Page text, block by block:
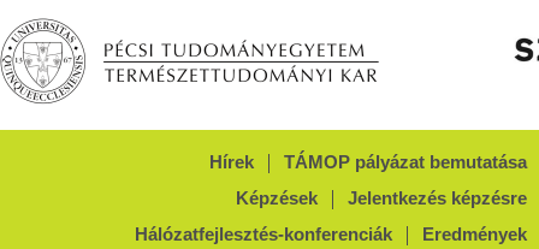
Hírek
TÁMOP pályázat bemutatása
Képzések
Jelentkezés képzésre
Hálózatfejlesztés-konferenciák
Eredmények